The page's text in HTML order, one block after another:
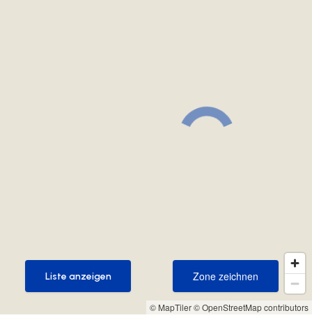
© MapTiler© OpenStreetMap contributors
Zone zeichnen
Zone zeichnen
Liste anzeigen
Liste anzeigen